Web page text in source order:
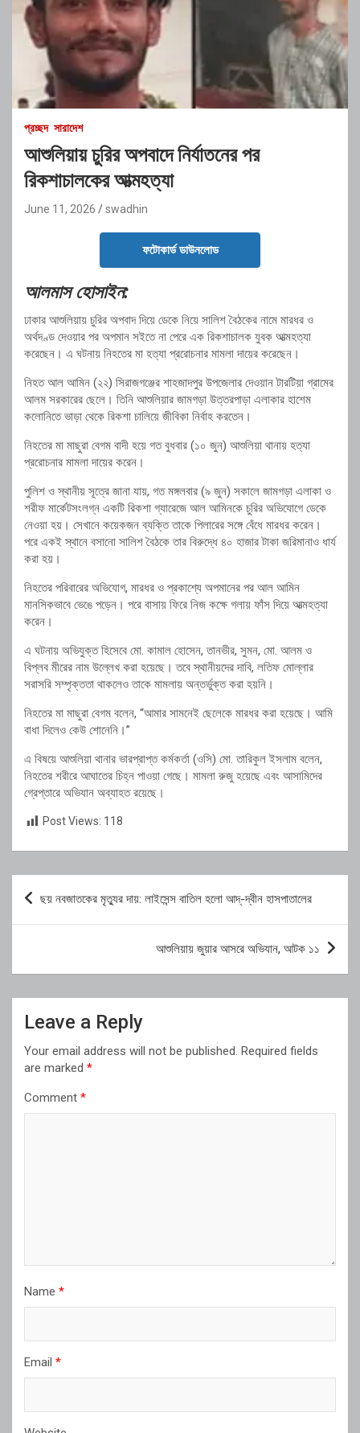
প্রচ্ছদ সারাদেশ
আশুলিয়ায় চুরির অপবাদে নির্যাতনের পর
রিকশাচালকের আত্মহত্যা
June 11, 2026 swadhin
ফটোকার্ড ডাউনলোড
আলমাস হোসাইন:
ঢাকার আশুলিয়ায় চুরির অপবাদ দিয়ে ডেকে নিয়ে সালিশ বৈঠকের নামে মারধর ও
অর্থদণ্ড দেওয়ার পর অপমান সইতে না পেরে এক রিকশাচালক যুবক আত্মহত্যা
করেছেন। এ ঘটনায় নিহতের মা হত্যা প্ররোচনার মামলা দায়ের করেছেন।
নিহত আল আমিন (২২) সিরাজগঞ্জের শাহজাদপুর উপজেলার দেওয়ান টারটিয়া গ্রামের
আলম সরকারের ছেলে। তিনি আশুলিয়ার জামগড়া উত্তরপাড়া এলাকার হাশেম
কলোনিতে ভাড়া থেকে রিকশা চালিয়ে জীবিকা নির্বাহ করতেন।
নিহতের মা মাছুরা বেগম বাদী হয়ে গত বুধবার (১০ জুন) আশুলিয়া থানায় হত্যা
প্ররোচনার মামলা দায়ের করেন।
পুলিশ ও স্থানীয় সূত্রে জানা যায়, গত মঙ্গলবার (৯ জুন) সকালে জামগড়া এলাকা ও
শরীফ মার্কেটসংলগ্ন একটি রিকশা গ্যারেজে আল আমিনকে চুরির অভিযোগে ডেকে
নেওয়া হয়। সেখানে কয়েকজন ব্যক্তি তাকে পিলারের সঙ্গে বেঁধে মারধর করেন।
পরে একই স্থানে বসানো সালিশ বৈঠকে তার বিরুদ্ধে ৪০ হাজার টাকা জরিমানাও ধার্য
করা হয়।
নিহতের পরিবারের অভিযোগ, মারধর ও প্রকাশ্যে অপমানের পর আল আমিন
মানসিকভাবে ভেঙে পড়েন। পরে বাসায় ফিরে নিজ কক্ষে গলায় ফাঁস দিয়ে আত্মহত্যা
করেন।
এ ঘটনায় অভিযুক্ত হিসেবে মো. কামাল হোসেন, তানভীর, সুমন, মো. আলম ও
বিপ্লব মীরের নাম উল্লেখ করা হয়েছে। তবে স্থানীয়দের দাবি, লতিফ মোল্লার
সরাসরি সম্পৃক্ততা থাকলেও তাকে মামলায় অন্তর্ভুক্ত করা হয়নি।
নিহতের মা মাছুরা বেগম বলেন, “আমার সামনেই ছেলেকে মারধর করা হয়েছে। আমি
বাধা দিলেও কেউ শোনেনি।”
এ বিষয়ে আশুলিয়া থানার ভারপ্রাপ্ত কর্মকর্তা (ওসি) মো. তারিকুল ইসলাম বলেন,
নিহতের শরীরে আঘাতের চিহ্ন পাওয়া গেছে। মামলা রুজু হয়েছে এবং আসামিদের
গ্রেপ্তারে অভিযান অব্যাহত রয়েছে।
Post Views: 118
Post
navigation
ছয় নবজাতকের মৃত্যুর দায়: লাইসেন্স বাতিল হলো আদ্-দ্বীন হাসপাতালের
আশুলিয়ায় জুয়ার আসরে অভিযান, আটক ১১
Leave a Reply
Your email address will not be published. Required fields
are marked *
Comment *
Name *
Email *